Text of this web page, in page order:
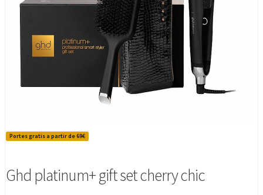
Portes gratis a partir de 69€
Ghd platinum+ gift set cherry chic